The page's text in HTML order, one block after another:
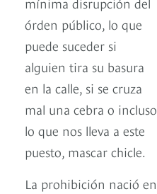
órden público, lo que
puede suceder si
alguien tira su basura
en la calle, si se cruza
mal una cebra o incluso
lo que nos lleva a este
puesto, mascar chicle.
La prohibición nació en